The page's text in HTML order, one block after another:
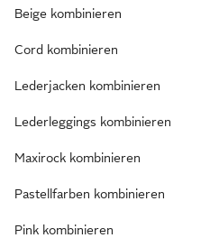
Beige kombinieren
Cord kombinieren
Lederjacken kombinieren
Lederleggings kombinieren
Maxirock kombinieren
Pastellfarben kombinieren
Pink kombinieren